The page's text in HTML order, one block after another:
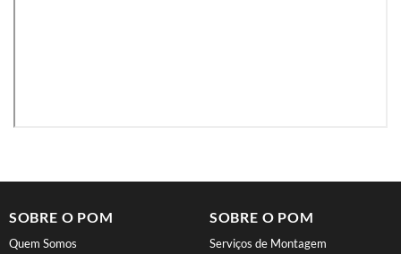
SOBRE O POM
Quem Somos
SOBRE O POM
Serviços de Montagem